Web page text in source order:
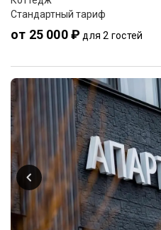
Стандартный тариф
от 25 000 ₽ для 2 гостей